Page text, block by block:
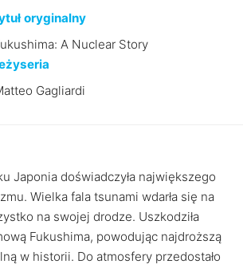
oryginalny
A Nuclear Story
Gagliardi
Japonia doświadczyła największego
Wielka fala tsunami wdarła się na
na swojej drodze. Uszkodziła
Fukushima, powodując najdroższą
w historii. Do atmosfery przedostało